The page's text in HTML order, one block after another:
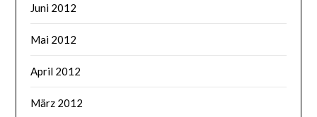
Juni 2012
Mai 2012
April 2012
März 2012